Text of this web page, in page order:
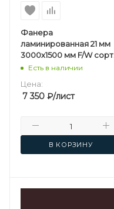
Фанера
ламинированная 21 мм
3000х1500 мм F/W сорт
1/1 березовая
Есть в наличии
Цена:
7 350 ₽/лист
В КОРЗИНУ